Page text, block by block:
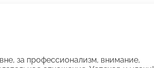
за профессионализм, внимание,